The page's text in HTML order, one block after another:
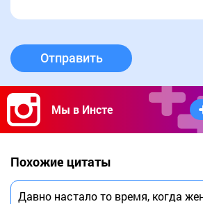
Отправить
Мы в Инсте
Похожие цитаты
Давно настало то время, когда